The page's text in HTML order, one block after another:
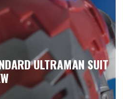
ULTRAMAN SUIT